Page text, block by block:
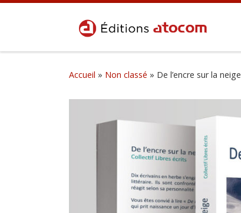
Passer au contenu
Accueil » Non classé » De l’encre sur la neige